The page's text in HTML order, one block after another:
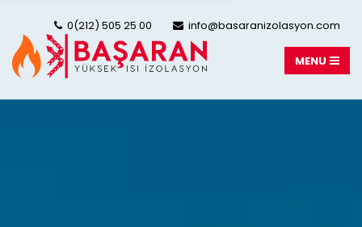
0(212) 505 25 00 info@basaranizolasyon.com